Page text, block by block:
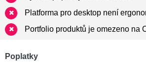
Platforma pro desktop není
Portfolio produktů je omezeno na
Poplatky